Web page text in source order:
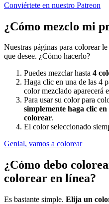
Conviértete en nuestro Patreon
¿Cómo mezclo mi
Nuestras páginas para colorear
que desee. ¿Cómo hacerlo?
Puedes mezclar hasta 4
Haga clic en una de las 4
color mezclado aparecerá
Para usar su color para
simplemente haga clic
colorear.
El color seleccionado
Genial, vamos a colorear
¿Cómo debo
colorear en línea?
Es bastante simple. Elija un